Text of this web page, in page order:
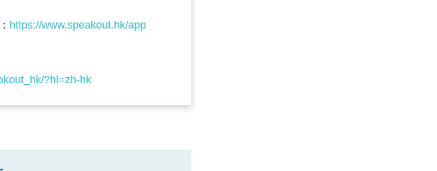
https://www.speakout.hk/app
?hl=zh-hk